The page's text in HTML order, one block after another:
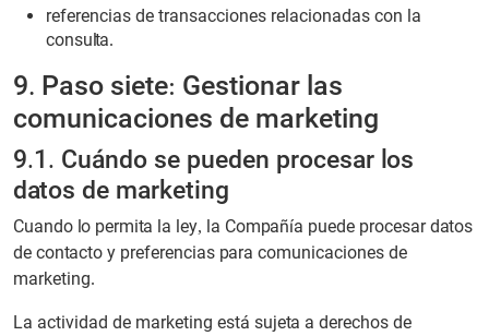
referencias de transacciones relacionadas con la
consulta.
9. Paso siete: Gestionar las
comunicaciones de marketing
9.1. Cuándo se pueden procesar los
datos de marketing
Cuando lo permita la ley, la Compañía puede procesar datos
de contacto y preferencias para comunicaciones de
marketing.
La actividad de marketing está sujeta a derechos de